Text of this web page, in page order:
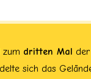
zum dritten Mal
sich das